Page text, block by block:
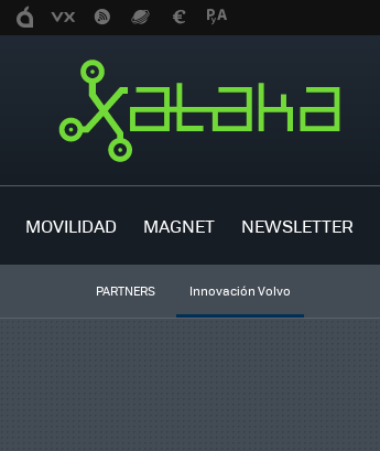
MOVILIDAD MAGNET NEWSLETTER
PARTNERS Innovación Volvo